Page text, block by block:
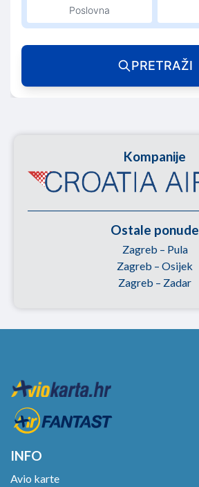
Poslovna
PRETRAŽI
Kompanije
Ostale ponude
Zagreb – Pula
Zagreb – Osijek
Zagreb – Zadar
INFO
Avio karte